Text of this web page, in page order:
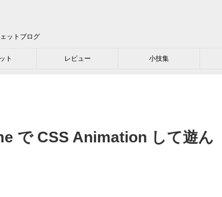
ットブログ
ト レビュー 小技集
で CSS Animation して遊ん